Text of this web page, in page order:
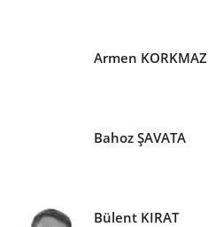
Armen KORKMAZ
Bahoz ŞAVATA
Bülent KIRAT